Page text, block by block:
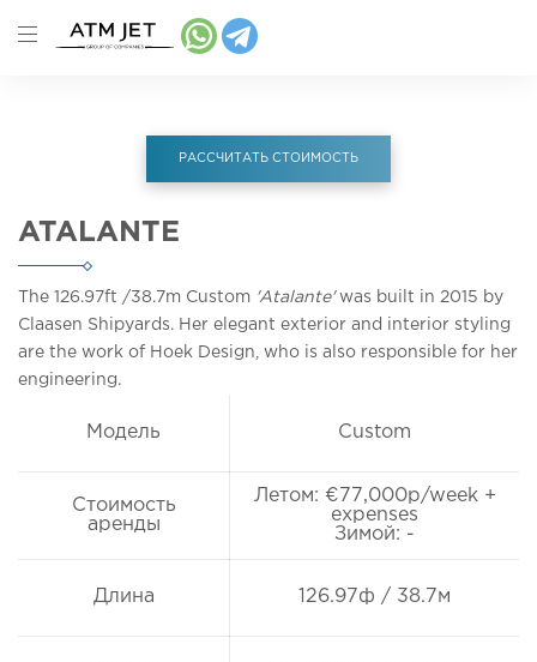
РАССЧИТАТЬ СТОИМОСТЬ
ATALANTE
The 126.97ft /38.7m Custom 'Atalante'was built in 2015 by
Claasen Shipyards. Her elegant exterior and interior styling
are the work of Hoek Design, who is also responsible for her
engineering.
Модель Custom
Стоимость
аренды
Летом: €77,000p/week +
expenses
Зимой: -
Длина 126.97ф / 38.7м